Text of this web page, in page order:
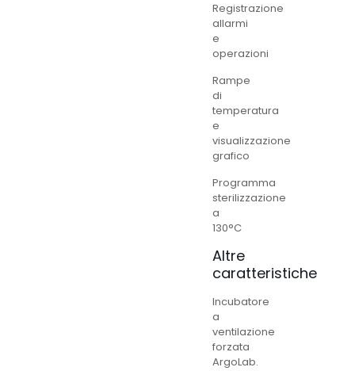
Registrazione
allarmi
e
operazioni
Rampe
di
temperatura
e
visualizzazione
grafico
Programma
sterilizzazione
a
130°C
Altre
caratteristiche
Incubatore
a
ventilazione
forzata
ArgoLab.